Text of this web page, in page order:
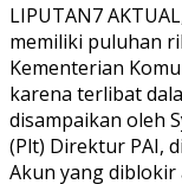
LIPUTAN7
memiliki puluhan
Kementerian
karena terlibat
disampaikan oleh
(Plt) Direktur PAI,
Akun yang diblokir